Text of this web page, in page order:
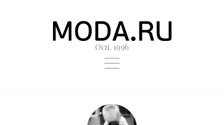
Осн. 1996